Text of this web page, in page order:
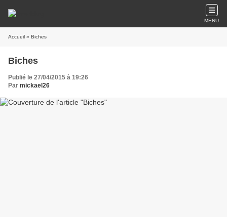
MENU
Accueil » Biches
Biches
Publié le 27/04/2015 à 19:26
Par mickael26